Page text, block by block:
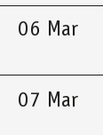
06 Mar
07 Mar